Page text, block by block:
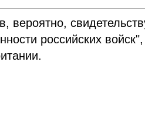
вероятно,
российских